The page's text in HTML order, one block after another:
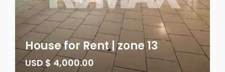
House for Rent | zone 13
USD $ 4,000.00